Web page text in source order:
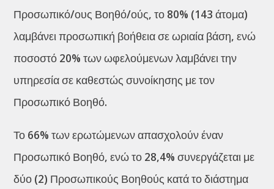
Προσωπικό/ους Βοηθό/ούς, το 80% (143 άτομα)
λαμβάνει προσωπική βοήθεια σε ωριαία βάση, ενώ
ποσοστό 20% των ωφελούμενων λαμβάνει την
υπηρεσία σε καθεστώς συνοίκησης με τον
Προσωπικό Βοηθό.
Το 66% των ερωτώμενων απασχολούν έναν
Προσωπικό Βοηθό, ενώ το 28,4% συνεργάζεται με
δύο (2) Προσωπικούς Βοηθούς κατά το διάστημα